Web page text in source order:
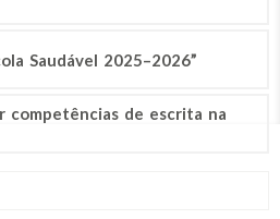
Saudável 2025–2026”
competências de escrita na